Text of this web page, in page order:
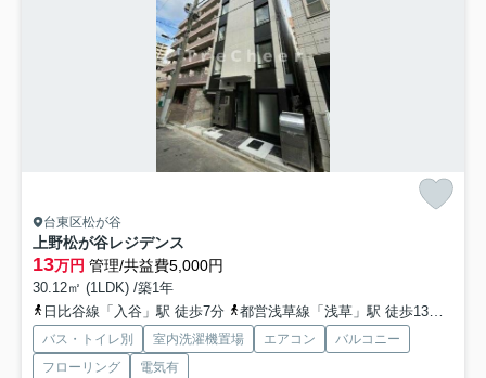
台東区松が谷
上野松が谷レジデンス
13万円 管理/共益費5,000円
30.12㎡ (1LDK) /築1年
日比谷線「入谷」駅 徒歩7分
都営浅草線「浅草」駅 徒歩13分
バス・トイレ別 室内洗濯機置場 エアコン
バルコニー
フローリング
電気有